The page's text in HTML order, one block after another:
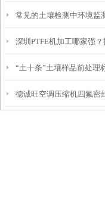
常见的土壤检测中环境监
有哪些?
深圳PTFE机加工哪家强
诚旺
“土十条”土壤样品前处理
解决方案
德诚旺空调压缩机四氟密